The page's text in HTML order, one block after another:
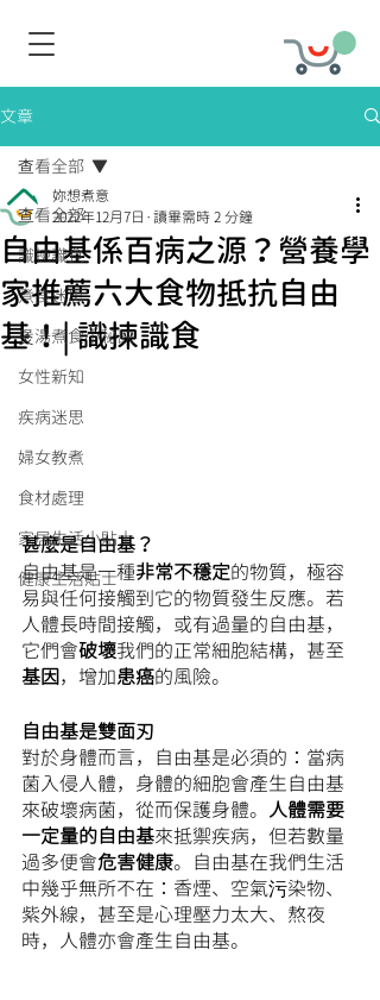
文章
查看全部
識揀識食
煮食迷思
煲湯煮食小秘訣
女性新知
疾病迷思
婦女教煮
食材處理
家居生活小貼士
健康生活貼士
查看全部
自由基係百病之源？營養學
家推薦六大食物抵抗自由
基！| 識揀識食
妳想煮意
2022年12月7日 讀畢需時 2 分鐘
甚麼是自由基？
自由基是一種非常不穩定的物質，極容
易與任何接觸到它的物質發生反應。若
人體長時間接觸，或有過量的自由基，
它們會破壞我們的正常細胞結構，甚至
基因，增加患癌的風險。
自由基是雙面刃
對於身體而言，自由基是必須的：當病
菌入侵人體，身體的細胞會產生自由基
來破壞病菌，從而保護身體。 人體需要
一定量的自由基來抵禦疾病，但若數量
過多便會危害健康。自由基在我們生活
中幾乎無所不在：香煙、空氣污染物、
紫外線，甚至是心理壓力太大、熬夜
時，人體亦會產生自由基。